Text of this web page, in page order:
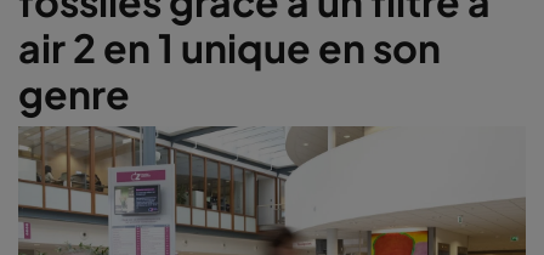
air 2 en 1 unique en son
genre